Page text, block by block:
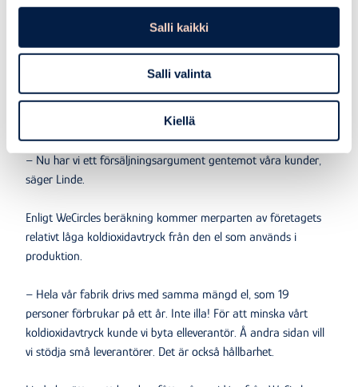
Salli kaikki
Salli valinta
Kiellä
– Vi hade vidtagit många åtgärder för en mer hållbar
verksamhet. Vi ersatte bland annat oljeuppvärmningen med
en luftvattenvärmepump, men vi hade ingen aning om vad
Enligt honom kräver kunder allt oftare en
koldioxidavtrycksberäkning från företaget.
– Nu har vi ett försäljningsargument gentemot våra kunder,
säger Linde.
Enligt WeCircles beräkning kommer merparten av företagets
relativt låga koldioxidavtryck från den el som används i
produktion.
– Hela vår fabrik drivs med samma mängd el, som 19
personer förbrukar på ett år. Inte illa! För att minska vårt
koldioxidavtryck kunde vi byta elleverantör. Å andra sidan vill
vi stödja små leverantörer. Det är också hållbarhet.